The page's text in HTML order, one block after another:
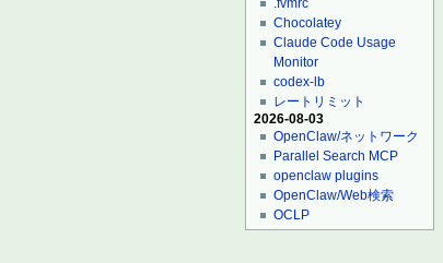
.fvmrc
Chocolatey
Claude Code Usage
Monitor
codex-lb
レートリミット
2026-08-03
OpenClaw/ネットワーク
Parallel Search MCP
openclaw plugins
OpenClaw/Web検索
OCLP